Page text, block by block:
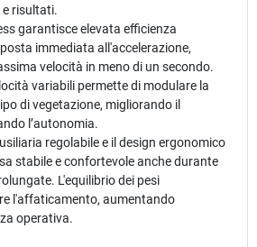
risultati.
garantisce elevata efficienza
immediata all'accelerazione,
velocità in meno di un secondo.
variabili permette di modulare la
di vegetazione, migliorando il
l’autonomia.
regolabile e il design ergonomico
stabile e confortevole anche durante
L'equilibrio dei pesi
l'affaticamento, aumentando
operativa.